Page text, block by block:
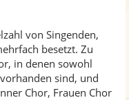
von Singenden,
besetzt. Zu
in denen sowohl
sind, und
Chor, Frauen Chor